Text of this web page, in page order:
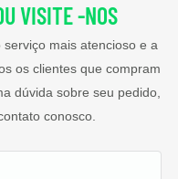
VISITE -NOS
mais atencioso e a
os clientes que compram
dúvida sobre seu pedido,
conosco.